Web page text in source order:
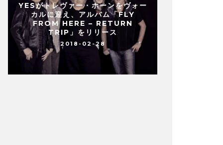
YESがトレヴァー・ホーンをヴォー
カルに迎え、アルバム「FLY
FROM HERE – RETURN
TRIP」をリリース
2018-02-28